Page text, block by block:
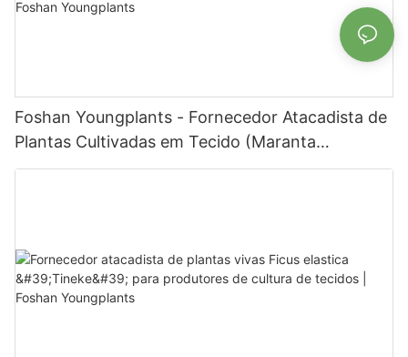
Foshan Youngplants - Fornecedor Atacadista de
Plantas Cultivadas em Tecido (Maranta
leuconura Kerchoveana) | Foshan Youngplants